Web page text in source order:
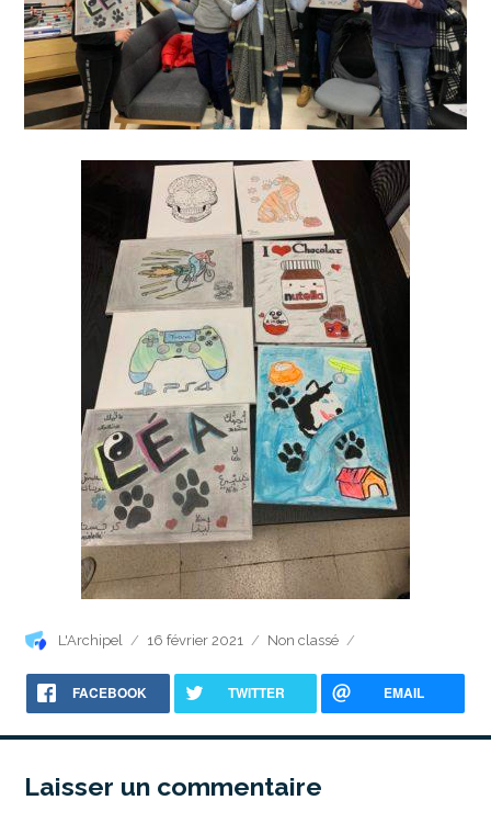
Auteur
L'Archipel
Publié
16 février 2021 Catégories
Non classé
FACEBOOK TWITTER EMAIL
Laisser un commentaire